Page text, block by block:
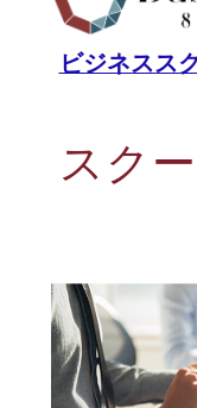
ビジネスス
スク